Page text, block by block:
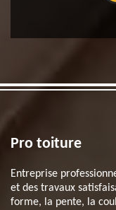
Pro toiture
Entreprise
et des travaux
forme, la pente, la